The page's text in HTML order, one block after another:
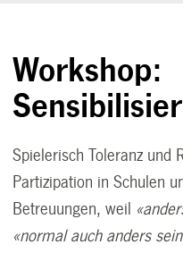
Workshop:
Spielerisch Toleranz und
Partizipation in Schulen
Betreuungen, weil
«normal auch anders